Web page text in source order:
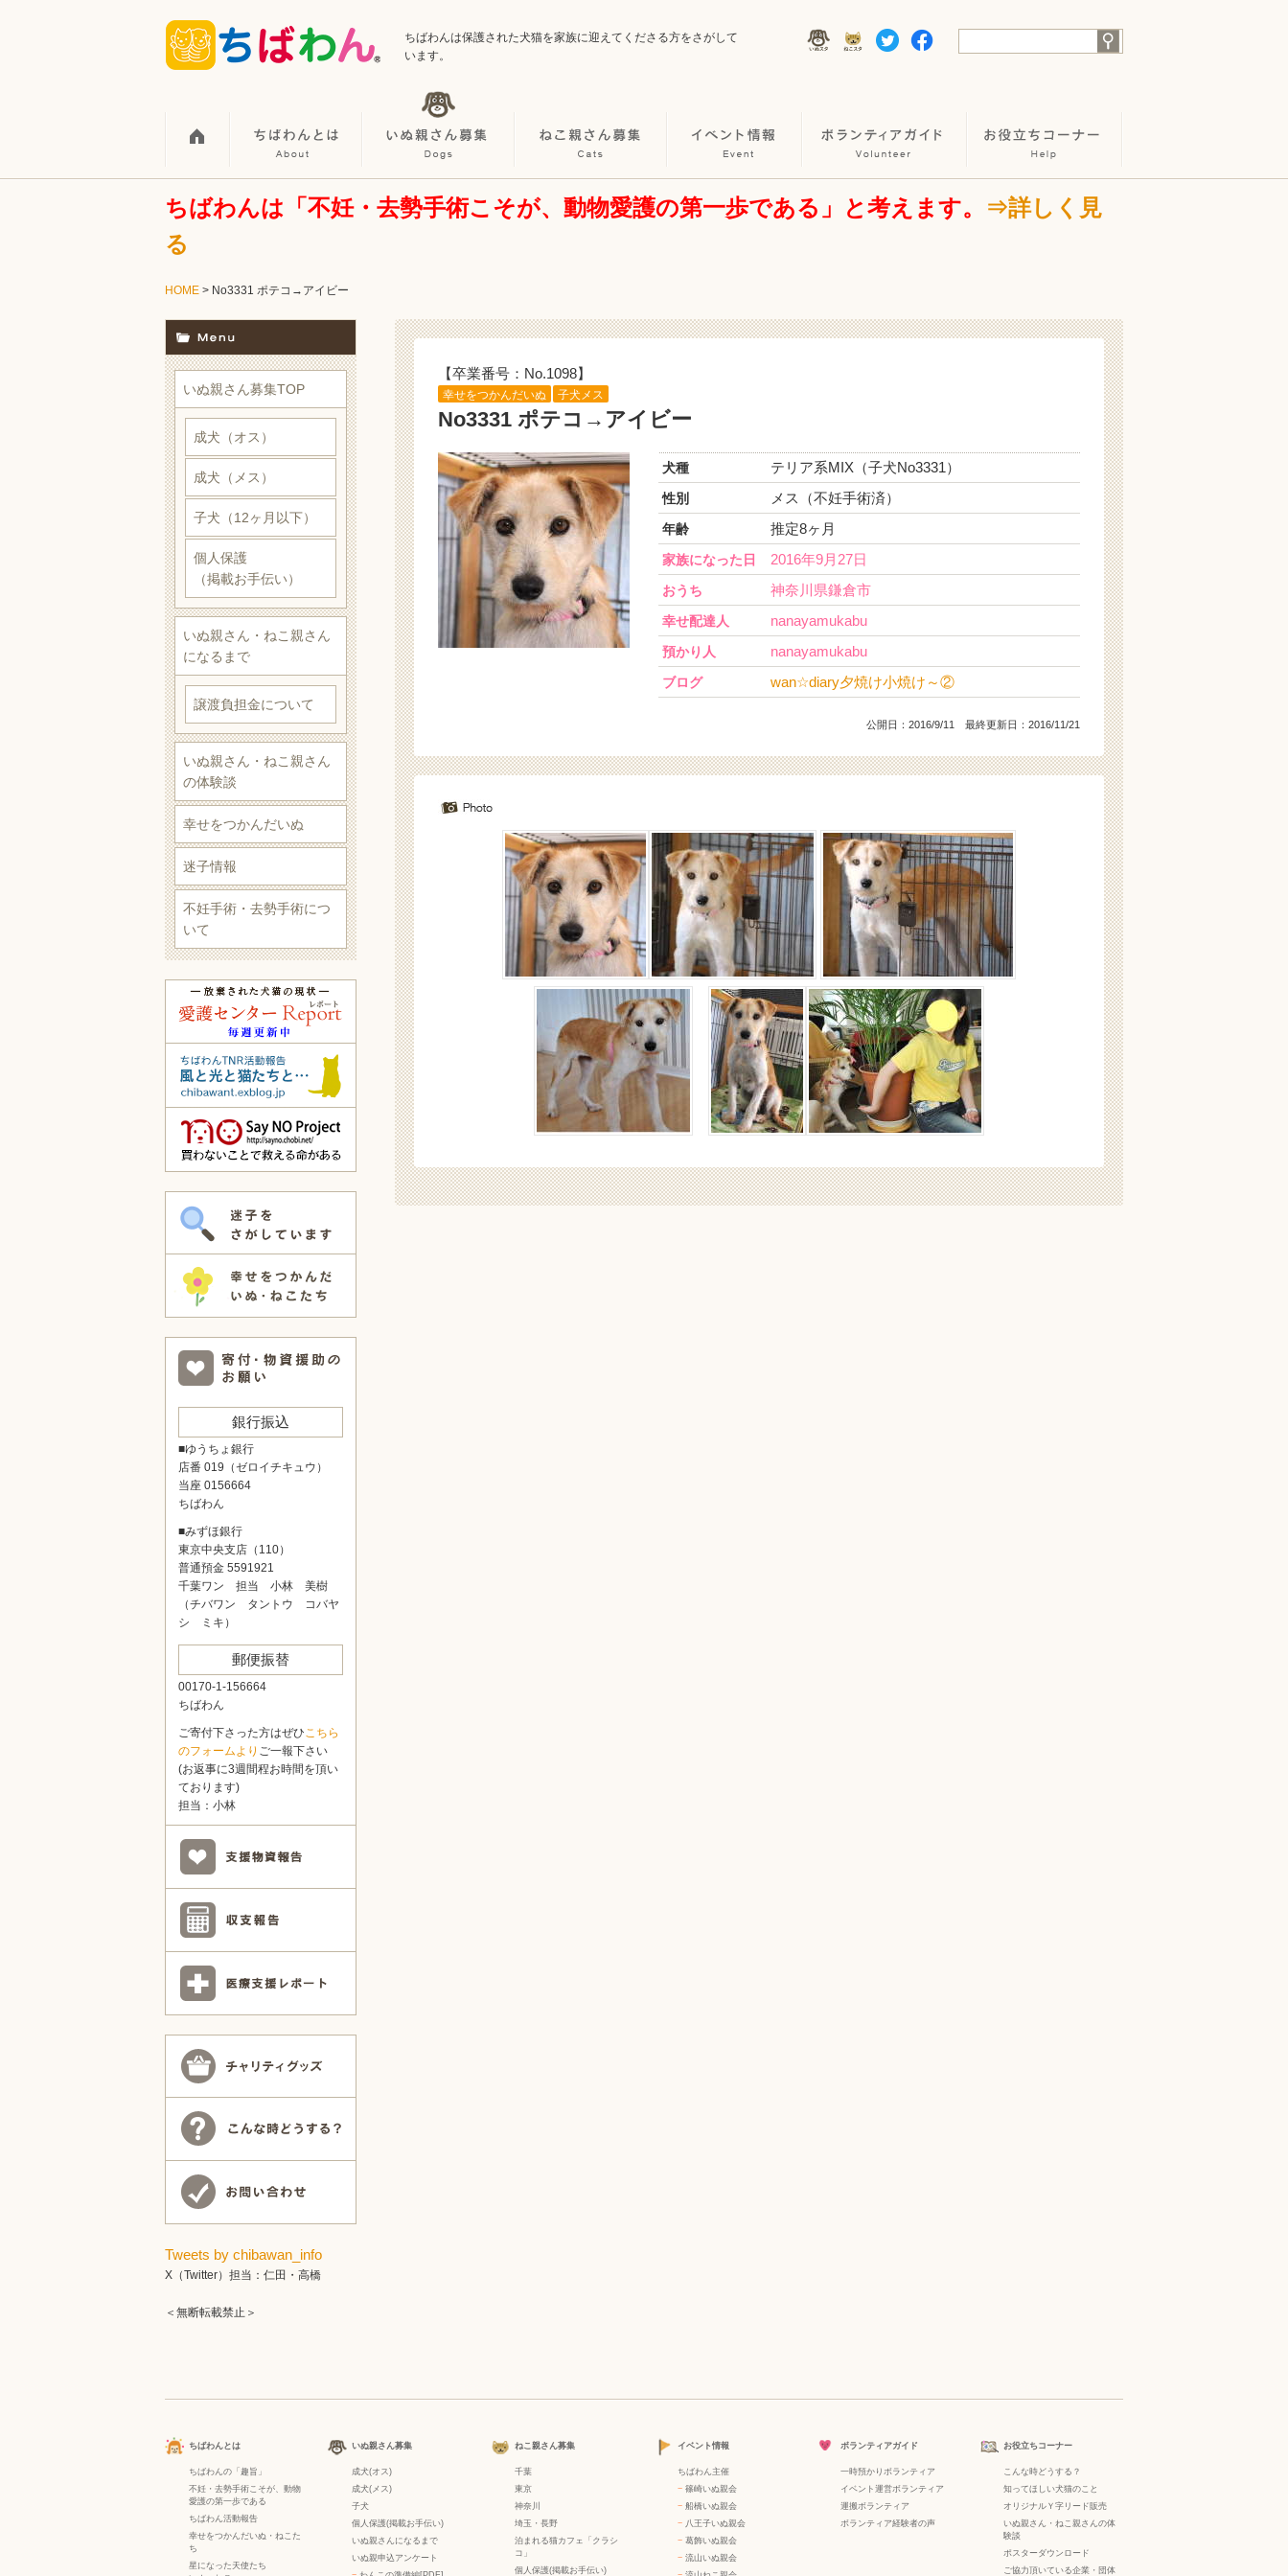
ちばわんは保護された犬猫を家族に迎えてくださる方をさがして
います。
ちばわんは「不妊・去勢手術こそが、動物愛護の第一歩である」と考えます。
⇒詳しく見
る
HOME > No3331 ポテコ→アイビー
【卒業番号：No.1098】
幸せをつかんだいぬ 子犬メス
No3331 ポテコ→アイビー
犬種 テリア系MIX（子犬No3331）
性別 メス（不妊手術済）
年齢 推定8ヶ月
家族になった日 2016年9月27日
おうち 神奈川県鎌倉市
幸せ配達人 nanayamukabu
預かり人 nanayamukabu
ブログ wan☆diary夕焼け小焼け～②
公開日： 2016/9/11 最終更新日：2016/11/21
いぬ親さん募集TOP
成犬（オス）
成犬（メス）
子犬（12ヶ月以下）
個人保護
（掲載お手伝い）
いぬ親さん・ねこ親さん
になるまで
譲渡負担金について
いぬ親さん・ねこ親さん
の体験談
幸せをつかんだいぬ
迷子情報
不妊手術・去勢手術につ
いて
銀行振込
■ゆうちょ銀行
店番 019（ゼロイチキュウ）
当座 0156664
ちばわん
■みずほ銀行
東京中央支店（110）
普通預金 5591921
千葉ワン 担当 小林 美樹
（チバワン タントウ コバヤ
シ ミキ）
郵便振替
00170-1-156664
ちばわん
ご寄付下さった方はぜひこちら
のフォームより ご一報下さい
(お返事に3週間程お時間を頂い
ております)
担当：小林
Tweets by chibawan_info
X（Twitter）担当：仁田・高橋
＜無断転載禁止＞
ちばわんとは
ちばわんの「趣旨」
不妊・去勢手術こそが、動物
愛護の第一歩である
ちばわん活動報告
幸せをつかんだいぬ・ねこた
ち
星になった天使たち
いぬ親さん募集
成犬(オス)
成犬(メス)
子犬
個人保護(掲載お手伝い)
いぬ親さんになるまで
いぬ親申込アンケート
ねこ親さん募集
千葉
東京
神奈川
埼玉・長野
泊まれる猫カフェ「クラシ
コ」
個人保護(掲載お手伝い)
イベント情報
ちばわん主催
− 篠崎いぬ親会
− 船橋いぬ親会
− 八王子いぬ親会
− 葛飾いぬ親会
− 流山いぬ親会
ボランティアガイド
一時預かりボランティア
イベント運営ボランティア
運搬ボランティア
ボランティア経験者の声
お役立ちコーナー
こんな時どうする？
知ってほしい犬猫のこと
オリジナルＹ字リード販売
いぬ親さん・ねこ親さんの体
験談
ポスターダウンロード
ご協力頂いている企業・団体